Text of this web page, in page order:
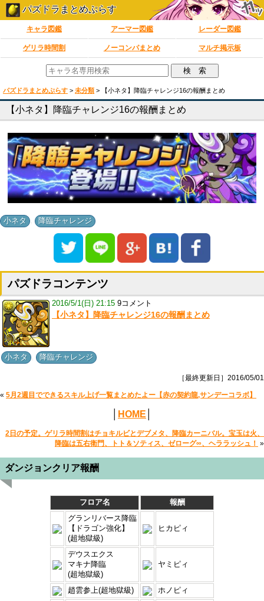
パズドラまとめぷらす
キャラ図鑑 アーマー図鑑 レーダー図鑑
ゲリラ時間割 ノーコンパまとめ マルチ掲示板
パズドラまとめぷらす > 未分類 > 【小ネタ】降臨チャレンジ16の報酬まとめ
【小ネタ】降臨チャレンジ16の報酬まとめ
小ネタ 降臨チャレンジ
パズドラコンテンツ
2016/5/1(日) 21:15 9コメント
【小ネタ】降臨チャレンジ16の報酬まとめ
小ネタ 降臨チャレンジ
［最終更新日］2016/05/01
« 5月2週目でできるスキル上げ一覧まとめたよー【赤の契約龍,サンデーコラボ】
HOME
2日の予定。ゲリラ時間割はチョキルビとデブメタ、降臨カーニバル。宝玉は火、
降臨は五右衛門、トト＆ソティス、ゼローグ∞、ヘララッシュ！ »
ダンジョンクリア報酬
フロア名
報酬
グランリバース降臨
【ドラゴン強化】
(超地獄級)
ヒカピィ
デウスエクス
マキナ降臨
(超地獄級)
ヤミピィ
趙雲参上(超地獄級)
ホノピィ